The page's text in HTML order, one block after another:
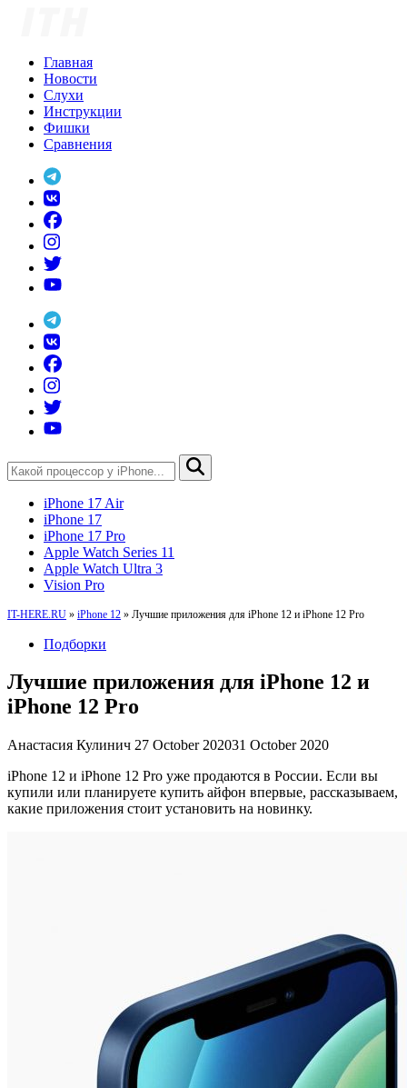
Главная
Новости
Слухи
Инструкции
Фишки
Сравнения
iPhone 17 Air
iPhone 17
iPhone 17 Pro
Apple Watch Series 11
Apple Watch Ultra 3
Vision Pro
IT-HERE.RU » iPhone 12 » Лучшие приложения для iPhone 12 и iPhone 12 Pro
Подборки
Лучшие приложения для iPhone 12 и
iPhone 12 Pro
Анастасия Кулинич 27 October 202031 October 2020
iPhone 12 и iPhone 12 Pro уже продаются в России. Если вы
купили или планируете купить айфон впервые, рассказываем,
какие приложения стоит установить на новинку.